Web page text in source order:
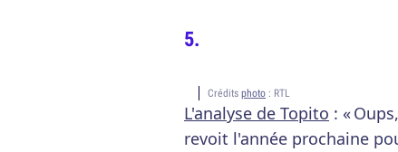
Crédits photo : RTL
L'analyse de Topito : «
revoit l'année prochaine